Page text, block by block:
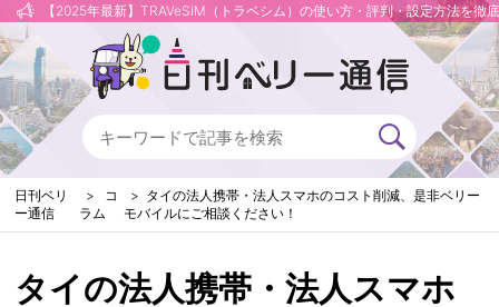
【2025年最新】TRAVeSIM（トラベシム）の使い方・評判・設定方法を徹
日刊ベリ
ー通信
コ
ラム
タイの法人携帯・法人スマホのコスト削減、是非ベリー
モバイルにご相談ください！
タイの法人携帯・法人スマホ